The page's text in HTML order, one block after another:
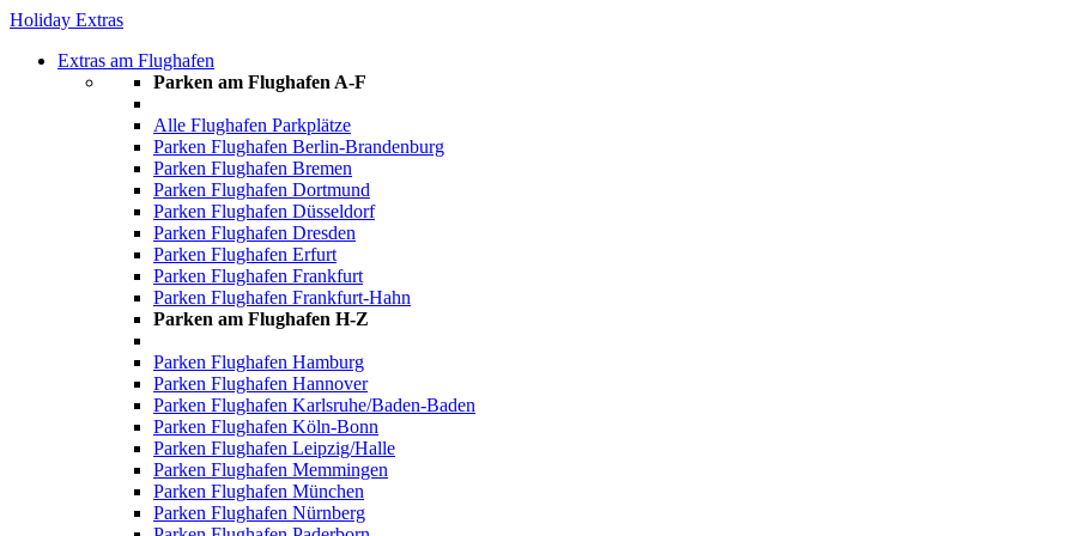
Holiday Extras
Extras am Flughafen
Parken am Flughafen A-F
Alle Flughafen Parkplätze
Parken Flughafen Berlin-Brandenburg
Parken Flughafen Bremen
Parken Flughafen Dortmund
Parken Flughafen Düsseldorf
Parken Flughafen Dresden
Parken Flughafen Erfurt
Parken Flughafen Frankfurt
Parken Flughafen Frankfurt-Hahn
Parken am Flughafen H-Z
Parken Flughafen Hamburg
Parken Flughafen Hannover
Parken Flughafen Karlsruhe/Baden-Baden
Parken Flughafen Köln-Bonn
Parken Flughafen Leipzig/Halle
Parken Flughafen Memmingen
Parken Flughafen München
Parken Flughafen Nürnberg